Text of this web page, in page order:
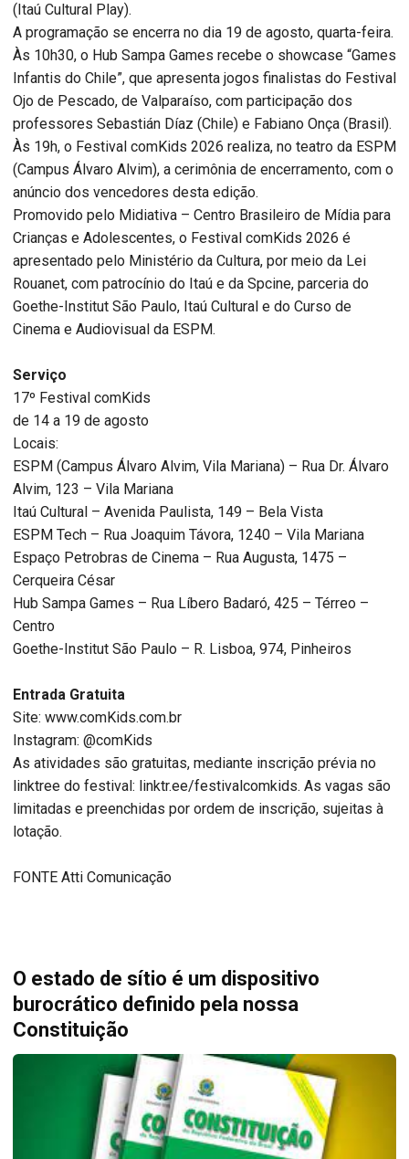
(Itaú Cultural Play).
A programação se encerra no dia 19 de agosto, quarta-feira.
Às 10h30, o Hub Sampa Games recebe o showcase “Games
Infantis do Chile”, que apresenta jogos finalistas do Festival
Ojo de Pescado, de Valparaíso, com participação dos
professores Sebastián Díaz (Chile) e Fabiano Onça (Brasil).
Às 19h, o Festival comKids 2026 realiza, no teatro da ESPM
(Campus Álvaro Alvim), a cerimônia de encerramento, com o
anúncio dos vencedores desta edição.
Promovido pelo Midiativa – Centro Brasileiro de Mídia para
Crianças e Adolescentes, o Festival comKids 2026 é
apresentado pelo Ministério da Cultura, por meio da Lei
Rouanet, com patrocínio do Itaú e da Spcine, parceria do
Goethe-Institut São Paulo, Itaú Cultural e do Curso de
Cinema e Audiovisual da ESPM.
Serviço
17º Festival comKids
de 14 a 19 de agosto
Locais:
ESPM (Campus Álvaro Alvim, Vila Mariana) – Rua Dr. Álvaro
Alvim, 123 – Vila Mariana
Itaú Cultural – Avenida Paulista, 149 – Bela Vista
ESPM Tech – Rua Joaquim Távora, 1240 – Vila Mariana
Espaço Petrobras de Cinema – Rua Augusta, 1475 –
Cerqueira César
Hub Sampa Games – Rua Líbero Badaró, 425 – Térreo –
Centro
Goethe-Institut São Paulo – R. Lisboa, 974, Pinheiros
Entrada Gratuita
Site: www.comKids.com.br
Instagram: @comKids
As atividades são gratuitas, mediante inscrição prévia no
linktree do festival: linktr.ee/festivalcomkids. As vagas são
limitadas e preenchidas por ordem de inscrição, sujeitas à
lotação.
FONTE Atti Comunicação
O estado de sítio é um dispositivo
burocrático definido pela nossa
Constituição